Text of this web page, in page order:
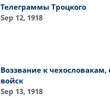
Телеграммы Троцкого
Sep 12, 1918
Воззвание к
войск
Sep 13, 1918